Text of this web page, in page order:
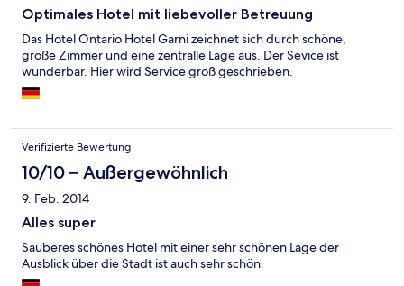
Optimales Hotel mit liebevoller Betreuung
Das Hotel Ontario Hotel Garni zeichnet sich durch schöne,
große Zimmer und eine zentralle Lage aus. Der Sevice ist
wunderbar. Hier wird Service groß geschrieben.
Verifizierte Bewertung
10/10 – Außergewöhnlich
9. Feb. 2014
Alles super
Sauberes schönes Hotel mit einer sehr schönen Lage der
Ausblick über die Stadt ist auch sehr schön.